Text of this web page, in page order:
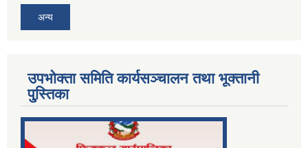
अन्य
उपभोक्ता समिति कार्यसञ्चालन तथा भूक्तानी
पु्स्तिका